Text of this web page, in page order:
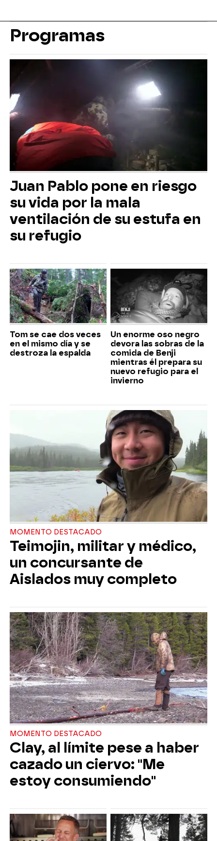
Programas
Juan Pablo pone en riesgo
su vida por la mala
ventilación de su estufa en
su refugio
Tom se cae dos veces
en el mismo día y se
destroza la espalda
Un enorme oso negro
devora las sobras de la
comida de Benji
mientras él prepara su
nuevo refugio para el
invierno
MOMENTO DESTACADO
Teimojin, militar y médico,
un concursante de
Aislados muy completo
MOMENTO DESTACADO
Clay, al límite pese a haber
cazado un ciervo: "Me
estoy consumiendo"